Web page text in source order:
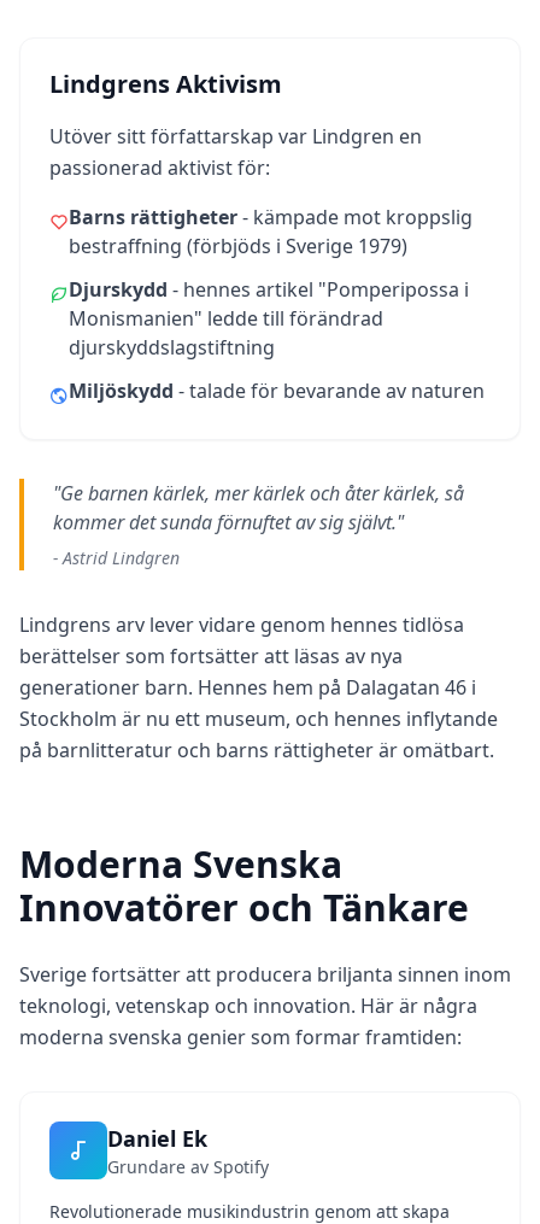
Lindgrens Aktivism
Utöver sitt författarskap var Lindgren en
passionerad aktivist för:
Barns rättigheter- kämpade mot kroppslig
bestraffning (förbjöds i Sverige 1979)
Djurskydd - hennes artikel "Pomperipossa i
Monismanien" ledde till förändrad
djurskyddslagstiftning
Miljöskydd - talade för bevarande av naturen
"Ge barnen kärlek, mer kärlek och åter kärlek, så
kommer det sunda förnuftet av sig självt."
- Astrid Lindgren
Lindgrens arv lever vidare genom hennes tidlösa
berättelser som fortsätter att läsas av nya
generationer barn. Hennes hem på Dalagatan 46 i
Stockholm är nu ett museum, och hennes inflytande
på barnlitteratur och barns rättigheter är omätbart.
Moderna Svenska
Innovatörer och Tänkare
Sverige fortsätter att producera briljanta sinnen inom
teknologi, vetenskap och innovation. Här är några
moderna svenska genier som formar framtiden:
Daniel Ek
Grundare av Spotify
Revolutionerade musikindustrin genom att skapa